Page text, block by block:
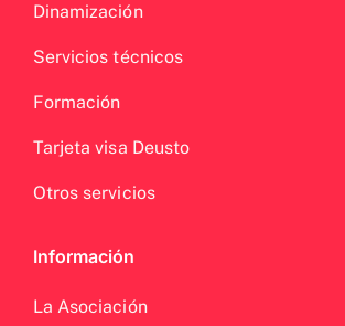
Dinamización
Servicios técnicos
Formación
Tarjeta visa Deusto
Otros servicios
Información
La Asociación